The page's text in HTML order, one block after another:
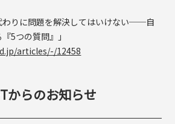
わりに問題を解決してはいけない──自
5つの質問』」
articles/-/12458
からのお知らせ